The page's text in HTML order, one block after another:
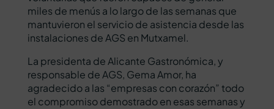
miles de menús a lo largo de las semanas que
mantuvieron el servicio de asistencia desde las
instalaciones de AGS en Mutxamel.
La presidenta de Alicante Gastronómica, y
responsable de AGS, Gema Amor, ha
agradecido a las “empresas con corazón” todo
el compromiso demostrado en esas semanas y